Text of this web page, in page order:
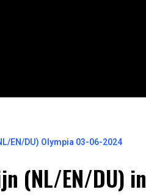
EN/DU) Olympia 03-06-2024
(NL/EN/DU) in